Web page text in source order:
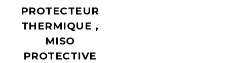
PROTECTEUR
THERMIQUE ,
MISO
PROTECTIVE